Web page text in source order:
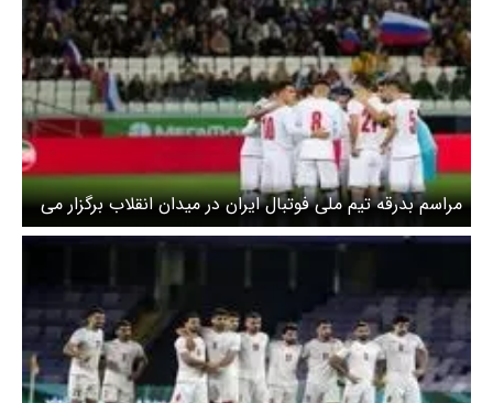
مراسم بدرقه تیم ملی فوتبال ایران در میدان انقلاب برگزار می
شود